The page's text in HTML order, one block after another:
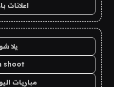
اعلانات
يلا
shoot
مباريات